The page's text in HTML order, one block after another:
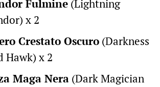
Fulmine(Lightning
x 2
Crestato Oscuro(Darkness
Hawk) x 2
Maga Nera(Dark Magician